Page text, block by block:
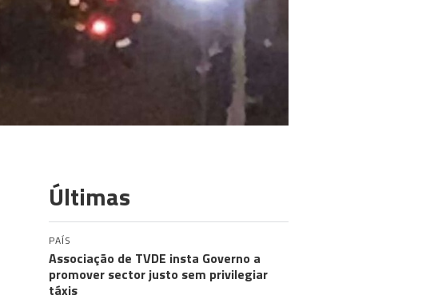
Últimas
PAÍS
Associação de TVDE insta Governo a
promover sector justo sem privilegiar
táxis